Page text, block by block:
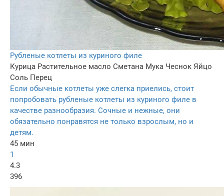
Рубленые котлеты из куриного филе
Курица Растительное масло Сметана Мука Чеснок Яйцо
Соль Перец
Если обычные котлеты уже слегка приелись, стоит
попробовать рубленые котлеты из куриного филе в
качестве разнообразия. Сочные и нежные, они
обязательно понравятся не только взрослым, но и
детям.
45 мин
1
4.3
396